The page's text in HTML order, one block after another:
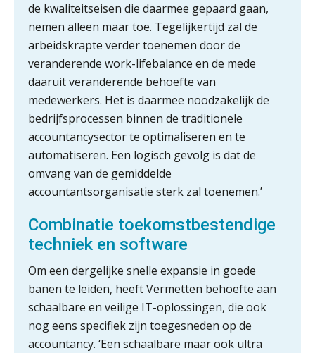
de kwaliteitseisen die daarmee gepaard gaan,
nemen alleen maar toe. Tegelijkertijd zal de
arbeidskrapte verder toenemen door de
veranderende work-lifebalance en de mede
daaruit veranderende behoefte van
medewerkers. Het is daarmee noodzakelijk de
bedrijfsprocessen binnen de traditionele
accountancysector te optimaliseren en te
automatiseren. Een logisch gevolg is dat de
omvang van de gemiddelde
accountantsorganisatie sterk zal toenemen.’
Combinatie toekomstbestendige
techniek en software
Om een dergelijke snelle expansie in goede
banen te leiden, heeft Vermetten behoefte aan
schaalbare en veilige IT-oplossingen, die ook
nog eens specifiek zijn toegesneden op de
accountancy. ‘Een schaalbare maar ook ultra